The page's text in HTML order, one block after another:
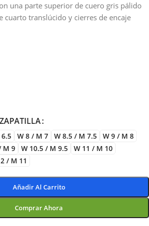
una parte superior de cuero gris pálido
cuarto translúcido y cierres de encaje
W 8 / M 7 W 8.5 / M 7.5
W 9 / M 8
M 9 W 10.5 / M 9.5
W 11 / M 10
/ M 11
Añadir Al Carrito
Comprar Ahora